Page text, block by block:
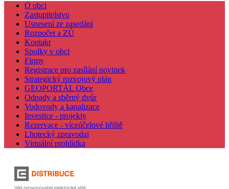
O obci
Zastupitelstvo
Usnesení ze zasedání
Rozpočet a ZÚ
Kontakt
Spolky v obci
Firmy
Registrace pro zasílání novinek
Strategický rozvojový plán
GEOPORTÁL Obce
Odpady a sběrný dvůr
Vodovody a kanalizace
Investice - projekty
Rezervace - víceúčelové hřiště
Lhotecký zpravodaj
Virtuální prohlídka